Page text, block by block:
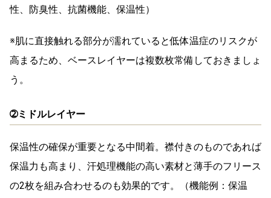
性、防臭性、抗菌機能、保温性）
※肌に直接触れる部分が濡れていると低体温症のリスクが
高まるため、 ベースレイヤーは複数枚常備 しておきましょ
う。
➁ミドルレイヤー
保温性の確保が重要となる中間着。襟付きのものであれば
保温力も高まり、汗処理機能の高い素材と薄手のフリース
の2枚を組み合わせるのも効果的です。
（機能例：保温